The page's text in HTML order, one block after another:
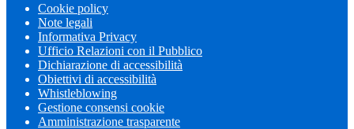
Cookie policy
Note legali
Informativa Privacy
Ufficio Relazioni con il Pubblico
Dichiarazione di accessibilità
Obiettivi di accessibilità
Whistleblowing
Gestione consensi cookie
Amministrazione trasparente